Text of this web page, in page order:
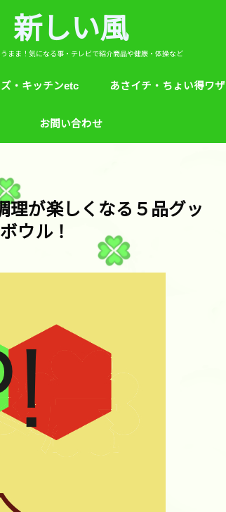
新しい風
まま！気になる事・テレビで紹介商品や健康・体操など
・キッチンetc
愛用品・お気に入り
デス！紹介
テレビ紹介
あさイチ・ちょい得ワザ
お問い合わせ
理が楽しくなる５品グッ
ウル！